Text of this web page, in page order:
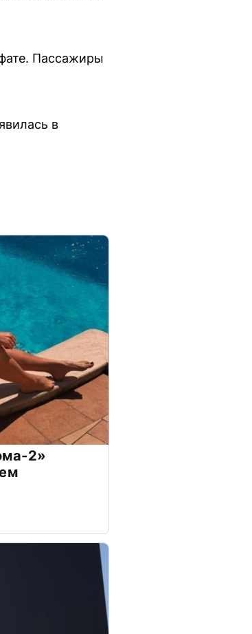
Пассажиры
в
2»